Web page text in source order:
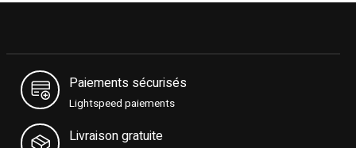
Paiements sécurisés
Lightspeed paiements
Livraison gratuite